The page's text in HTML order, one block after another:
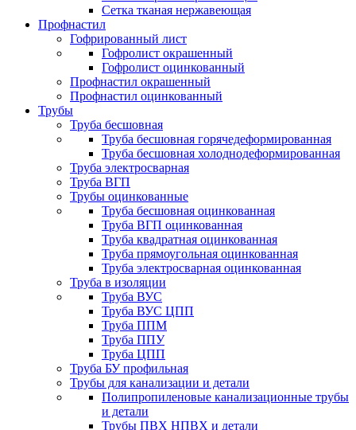
Сетка тканая нержавеющая
Профнастил
Гофрированный лист
Гофролист окрашенный
Гофролист оцинкованный
Профнастил окрашенный
Профнастил оцинкованный
Трубы
Труба бесшовная
Труба бесшовная горячедеформированная
Труба бесшовная холоднодеформированная
Труба электросварная
Труба ВГП
Трубы оцинкованные
Труба бесшовная оцинкованная
Труба ВГП оцинкованная
Труба квадратная оцинкованная
Труба прямоугольная оцинкованная
Труба электросварная оцинкованная
Труба в изоляции
Труба ВУС
Труба ВУС ЦПП
Труба ППМ
Труба ППУ
Труба ЦПП
Труба БУ профильная
Трубы для канализации и детали
Полипропиленовые канализационные трубы
и детали
Трубы ПВХ НПВХ и детали